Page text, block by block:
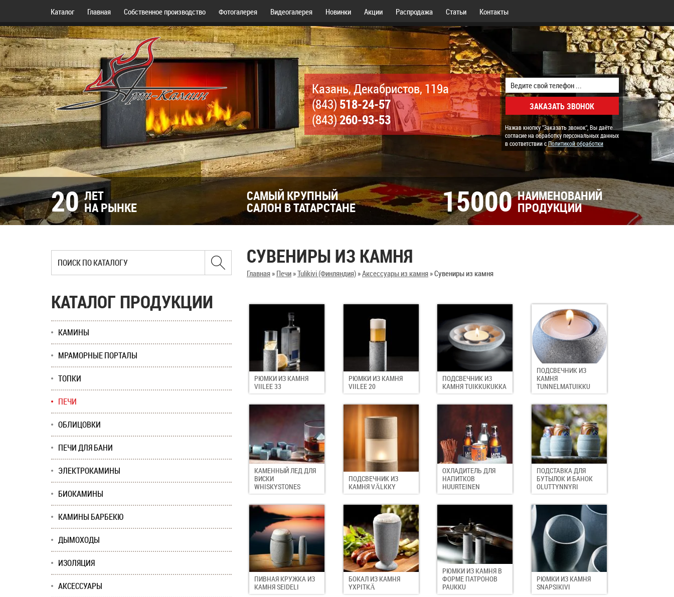
Каталог Главная Собственное производство Фотогалерея Видеогалерея Новинки Акции Распродажа Статьи Контакты
Казань, Декабристов, 119а
(843)518-24-57
(843)260-93-53
Нажав кнопку "Заказать звонок", Вы даёте
согласие на обработку персональных данных
в соответствии сПолитикой обработки
20 ЛЕТ
НА РЫНКЕ
САМЫЙ КРУПНЫЙ
САЛОН В ТАТАРСТАНЕ 15000 НАИМЕНОВАНИЙ
ПРОДУКЦИИ
СУВЕНИРЫ ИЗ КАМНЯ
Главная» Печи»Tulikivi (Финляндия)»Аксессуары из камня»Сувениры из камня
РЮМКИ ИЗ КАМНЯ
VIILEE 33
РЮМКИ ИЗ КАМНЯ
VIILEE 20
ПОДСВЕЧНИК ИЗ
КАМНЯ TUIKKUKUKKA
ПОДСВЕЧНИК ИЗ
КАМНЯ
TUNNELMATUIKKU
КАМЕННЫЙ ЛЕД ДЛЯ
ВИСКИ
WHISKYSTONES
ПОДСВЕЧНИК ИЗ
КАМНЯ VÄLKKY
ОХЛАДИТЕЛЬ ДЛЯ
НАПИТКОВ
HUURTEINEN
ПОДСТАВКА ДЛЯ
БУТЫЛОК И БАНОК
OLUTTYNNYRI
ПИВНАЯ КРУЖКА ИЗ
КАМНЯ SEIDELI
БОКАЛ ИЗ КАМНЯ
YXPITKÄ
РЮМКИ ИЗ КАМНЯ В
ФОРМЕ ПАТРОНОВ
PAUKKU
РЮМКИ ИЗ КАМНЯ
SNAPSIKIVI
КАТАЛОГ ПРОДУКЦИИ
КАМИНЫ
МРАМОРНЫЕ ПОРТАЛЫ
ТОПКИ
ПЕЧИ
ОБЛИЦОВКИ
ПЕЧИ ДЛЯ БАНИ
ЭЛЕКТРОКАМИНЫ
БИОКАМИНЫ
КАМИНЫ БАРБЕКЮ
ДЫМОХОДЫ
ИЗОЛЯЦИЯ
АКСЕССУАРЫ